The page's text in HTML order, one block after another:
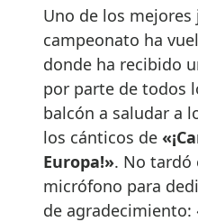
Uno de los mejores
campeonato ha
donde ha recibido
por parte de todos
balcón a saludar a
los cánticos de
Europa!». No tardó
micrófono para
de agradecimiento: